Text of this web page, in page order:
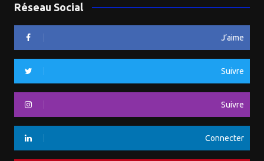
Réseau Social
J’aime
Suivre
Suivre
Connecter